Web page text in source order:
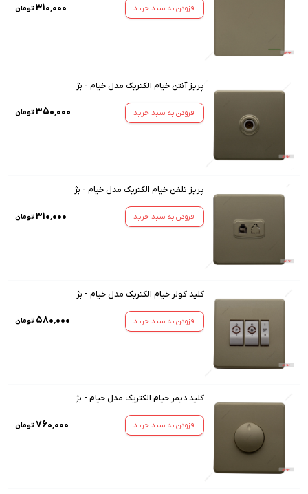
افزودن به سبد خرید ۳۱۰٬۰۰۰ تومان
پریز آنتن خیام الکتریک مدل خیام - بژ
افزودن به سبد خرید ۳۵۰٬۰۰۰ تومان
پریز تلفن خیام الکتریک مدل خیام - بژ
افزودن به سبد خرید ۳۱۰٬۰۰۰ تومان
کلید کولر خیام الکتریک مدل خیام - بژ
افزودن به سبد خرید ۵۸۰٬۰۰۰ تومان
کلید دیمر خیام الکتریک مدل خیام - بژ
افزودن به سبد خرید ۷۶۰٬۰۰۰ تومان